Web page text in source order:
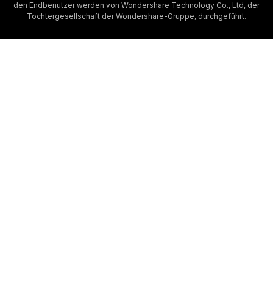
den Endbenutzer werden von Wondershare Technology Co., Ltd, der
Tochtergesellschaft der Wondershare-Gruppe, durchgeführt.